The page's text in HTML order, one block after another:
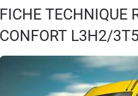
FICHE TECHNIQUE
CONFORT L3H2/